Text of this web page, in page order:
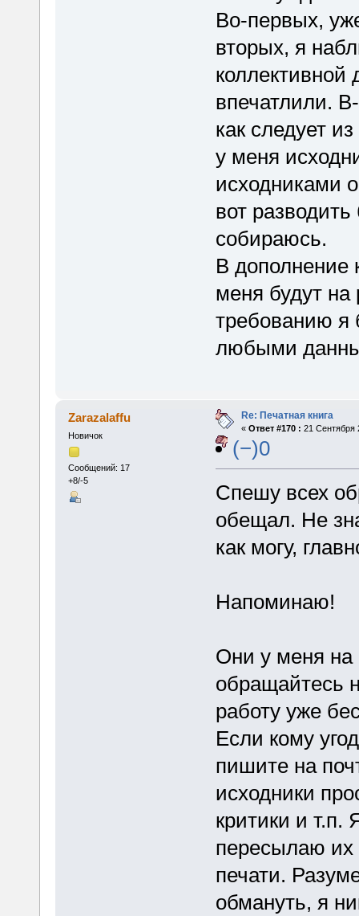
Во-первых,
вторых, я
коллективной
впечатлили.
как следует
у меня
исходниками
вот
собираюсь.
В дополнение
меня будут на
требованию я
любыми
Zarazalaffu
Новичок
Сообщений: 17
+8/-5
Re: Печатная книга
« Ответ #170 : 21 Сентября
(−)0
Спешу всех
обещал. Не
как могу,
Напоминаю!
Они у меня на
обращайтесь
работу уже
Если кому
пишите на
исходники
критики и т.п.
пересылаю их
печати.
обмануть, я